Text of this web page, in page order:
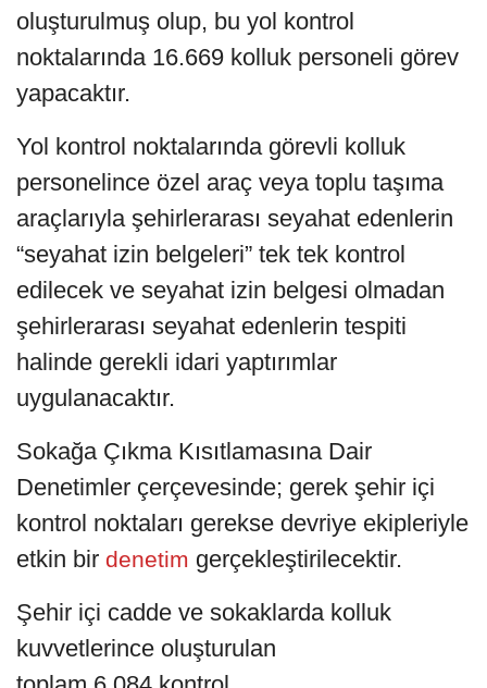
oluşturulmuş olup, bu yol kontrol
noktalarında 16.669 kolluk personeli görev
yapacaktır.
Yol kontrol noktalarında görevli kolluk
personelince özel araç veya toplu taşıma
araçlarıyla şehirlerarası seyahat edenlerin
“seyahat izin belgeleri” tek tek kontrol
edilecek ve seyahat izin belgesi olmadan
şehirlerarası seyahat edenlerin tespiti
halinde gerekli idari yaptırımlar
uygulanacaktır.
Sokağa Çıkma Kısıtlamasına Dair
Denetimler çerçevesinde; gerek şehir içi
kontrol noktaları gerekse devriye ekipleriyle
etkin bir denetim gerçekleştirilecektir.
Şehir içi cadde ve sokaklarda kolluk
kuvvetlerince oluşturulan